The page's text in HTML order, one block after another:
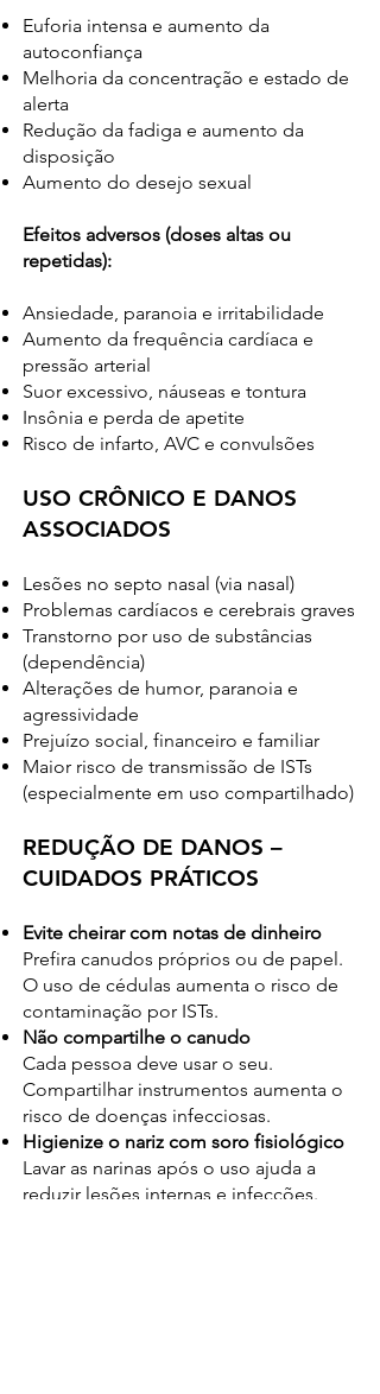
Euforia intensa e aumento da
autoconfiança
Melhoria da concentração e estado de
alerta
Redução da fadiga e aumento da
disposição
Aumento do desejo sexual
Efeitos adversos (doses altas ou
repetidas):
Ansiedade, paranoia e irritabilidade
Aumento da frequência cardíaca e
pressão arterial
Suor excessivo, náuseas e tontura
Insônia e perda de apetite
Risco de infarto, AVC e convulsões
USO CRÔNICO E DANOS
ASSOCIADOS
Lesões no septo nasal (via nasal)
Problemas cardíacos e cerebrais graves
Transtorno por uso de substâncias
(dependência)
Alterações de humor, paranoia e
agressividade
Prejuízo social, financeiro e familiar
Maior risco de transmissão de ISTs
(especialmente em uso compartilhado)
REDUÇÃO DE DANOS –
CUIDADOS PRÁTICOS
Evite cheirar com notas de dinheiro
Prefira canudos próprios ou de papel.
O uso de cédulas aumenta o risco de
contaminação por ISTs.
Não compartilhe o canudo
Cada pessoa deve usar o seu.
Compartilhar instrumentos aumenta o
risco de doenças infecciosas.
Higienize o nariz com soro fisiológico
Lavar as narinas após o uso ajuda a
reduzir lesões internas e infecções.